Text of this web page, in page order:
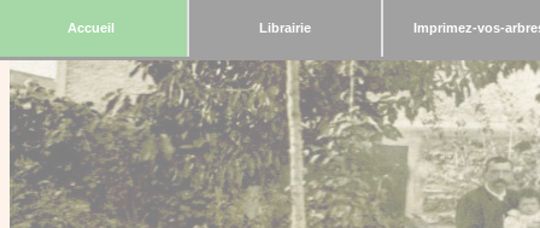
Accueil Librairie Imprimez-vos-